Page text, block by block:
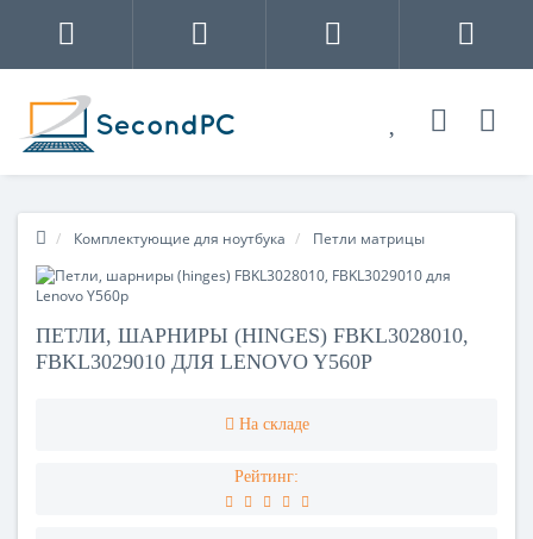
Комплектующие для ноутбука Петли матрицы
ПЕТЛИ, ШАРНИРЫ (HINGES) FBKL3028010,
FBKL3029010 ДЛЯ LENOVO Y560P
На складе
Рейтинг: